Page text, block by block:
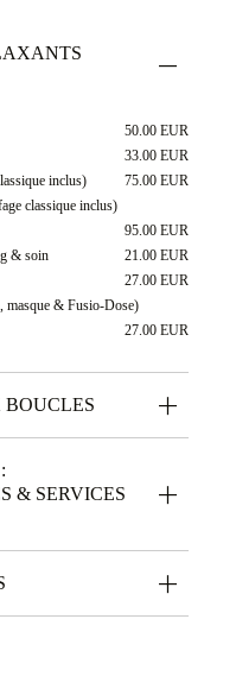
50.00 EUR
33.00 EUR
inclus)
75.00 EUR
classique inclus)
95.00 EUR
& soin
21.00 EUR
27.00 EUR
masque & Fusio-Dose)
27.00 EUR
BOUCLES
& SERVICES